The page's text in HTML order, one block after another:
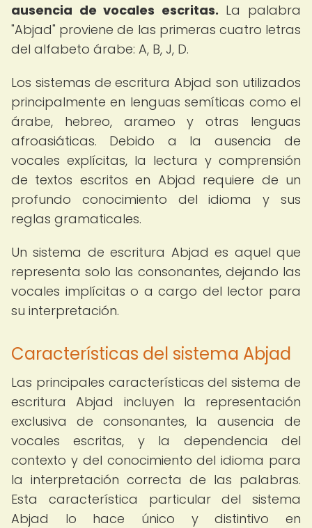
ausencia de vocales escritas. La palabra
"Abjad" proviene de las primeras cuatro letras
del alfabeto árabe: A, B, J, D.
Los sistemas de escritura Abjad son utilizados
principalmente en lenguas semíticas como el
árabe, hebreo, arameo y otras lenguas
afroasiáticas. Debido a la ausencia de
vocales explícitas, la lectura y comprensión
de textos escritos en Abjad requiere de un
profundo conocimiento del idioma y sus
reglas gramaticales.
Un sistema de escritura Abjad es aquel que
representa solo las consonantes, dejando las
vocales implícitas o a cargo del lector para
su interpretación.
Características del sistema Abjad
Las principales características del sistema de
escritura Abjad incluyen la representación
exclusiva de consonantes, la ausencia de
vocales escritas, y la dependencia del
contexto y del conocimiento del idioma para
la interpretación correcta de las palabras.
Esta característica particular del sistema
Abjad lo hace único y distintivo en